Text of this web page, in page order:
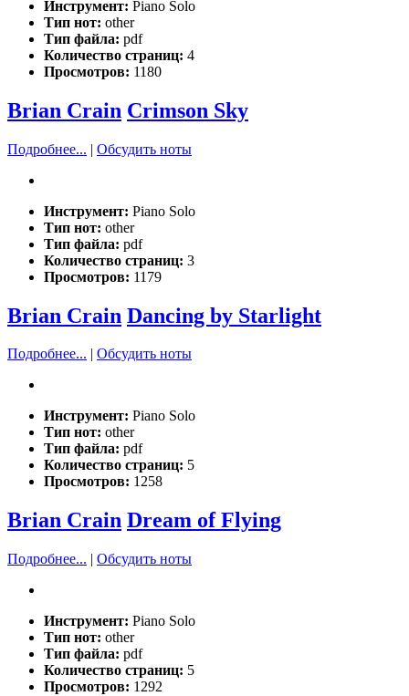
Инструмент: Piano Solo
Тип нот: other
Тип файла: pdf
Количество страниц: 4
Просмотров: 1180
Brian Crain Crimson Sky
Подробнее... | Обсудить ноты
Инструмент: Piano Solo
Тип нот: other
Тип файла: pdf
Количество страниц: 3
Просмотров: 1179
Brian Crain Dancing by Starlight
Подробнее... | Обсудить ноты
Инструмент: Piano Solo
Тип нот: other
Тип файла: pdf
Количество страниц: 5
Просмотров: 1258
Brian Crain Dream of Flying
Подробнее... | Обсудить ноты
Инструмент: Piano Solo
Тип нот: other
Тип файла: pdf
Количество страниц: 5
Просмотров: 1292